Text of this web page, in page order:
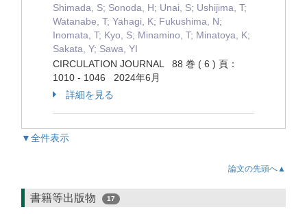
Shimada, S; Sonoda, H; Unai, S; Ushijima, T;
Watanabe, T; Yahagi, K; Fukushima, N;
Inomata, T; Kyo, S; Minamino, T; Minatoya, K;
Sakata, Y; Sawa, YI
CIRCULATION JOURNAL 88 巻 ( 6 ) 頁：
1010 - 1046 2024年6月
詳細を見る
▼全件表示
論文の先頭へ▲
書籍等出版物 17